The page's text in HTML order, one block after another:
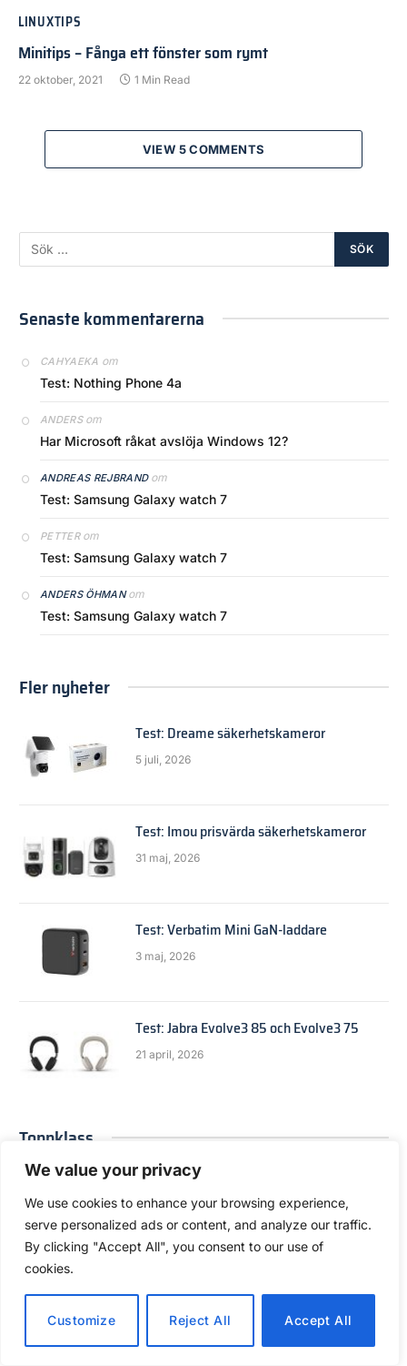
We value your privacy
We use cookies to enhance your browsing experience,
serve personalized ads or content, and analyze our traffic.
By clicking "Accept All", you consent to our use of
cookies.
Customize Reject All Accept All
LINUXTIPS
Minitips – Fånga ett fönster som rymt
22 oktober, 2021 1 Min Read
VIEW 5 COMMENTS
Senaste kommentarerna
CAHYAEKA om
Test: Nothing Phone 4a
ANDERSom
Har Microsoft råkat avslöja Windows 12?
ANDREAS REJBRANDom
Test: Samsung Galaxy watch 7
PETTERom
Test: Samsung Galaxy watch 7
ANDERS ÖHMANom
Test: Samsung Galaxy watch 7
Fler nyheter
Test: Dreame säkerhetskameror
5 juli, 2026
Test: Imou prisvärda säkerhetskameror
31 maj, 2026
Test: Verbatim Mini GaN-laddare
3 maj, 2026
Test: Jabra Evolve3 85 och Evolve3 75
21 april, 2026
Toppklass
Test: Roborock Saros 20 Sonic
28 mars, 2026